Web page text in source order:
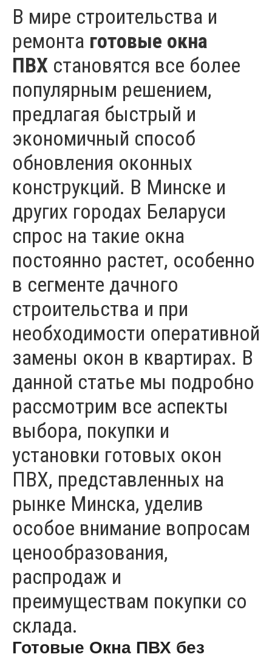
В мире строительства и
ремонта готовые окна
ПВХ становятся все более
популярным решением,
предлагая быстрый и
экономичный способ
обновления оконных
конструкций. В Минске и
других городах Беларуси
спрос на такие окна
постоянно растет, особенно
в сегменте дачного
строительства и при
необходимости оперативной
замены окон в квартирах. В
данной статье мы подробно
рассмотрим все аспекты
выбора, покупки и
установки готовых окон
ПВХ, представленных на
рынке Минска, уделив
особое внимание вопросам
ценообразования,
распродаж и
преимуществам покупки со
склада.
Готовые Окна ПВХ без